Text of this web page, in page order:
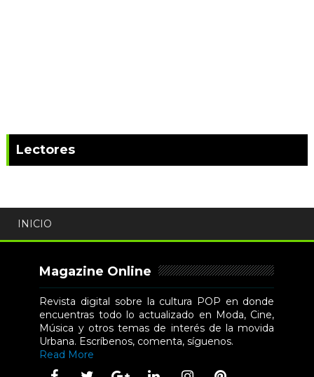
Lectores
INICIO
Magazine Online
Revista digital sobre la cultura POP en donde
encuentras todo lo actualizado en Moda, Cine,
Música y otros temas de interés de la movida
Urbana. Escríbenos, comenta, síguenos.
Read More